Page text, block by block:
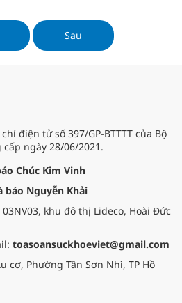
ăn. Cây quế thường mọc trong các
khu rừng nhiệt đới và các khu rừng
ở miền nam Trung Quốc, Ấn Độ và
Sau
điện tử số 397/GP-BTTTT của Bộ
ngày 28/06/2021.
Chúc Kim Vinh
báo Nguyễn Khải
khu đô thị Lideco, Hoài Đức
toasoansuckhoeviet@gmail.com
cơ, Phường Tân Sơn Nhì, TP Hồ